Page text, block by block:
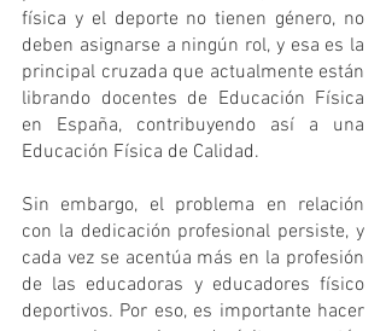
física y el deporte no tienen género, no
deben asignarse a ningún rol, y esa es la
principal cruzada que actualmente están
librando docentes de Educación Física
en España, contribuyendo así a una
Educación Física de Calidad.
Sin embargo, el problema en relación
con la dedicación profesional persiste, y
cada vez se acentúa más en la profesión
de las educadoras y educadores físico
deportivos. Por eso, es importante hacer